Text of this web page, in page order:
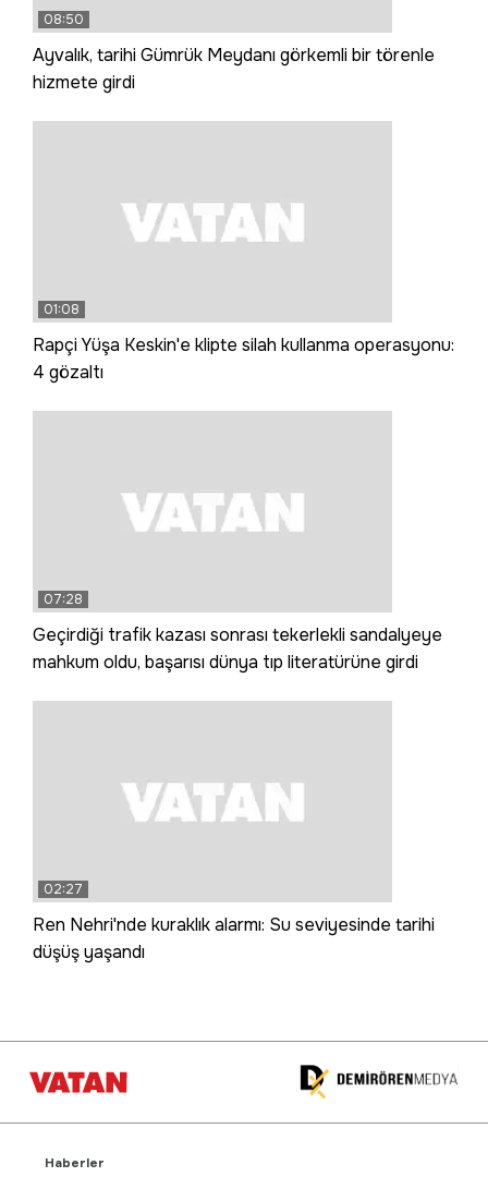
08:50
Ayvalık, tarihi Gümrük Meydanı görkemli bir törenle
hizmete girdi
01:08
Rapçi Yüşa Keskin'e klipte silah kullanma operasyonu:
4 gözaltı
07:28
Geçirdiği trafik kazası sonrası tekerlekli sandalyeye
mahkum oldu, başarısı dünya tıp literatürüne girdi
02:27
Ren Nehri'nde kuraklık alarmı: Su seviyesinde tarihi
düşüş yaşandı
Haberler